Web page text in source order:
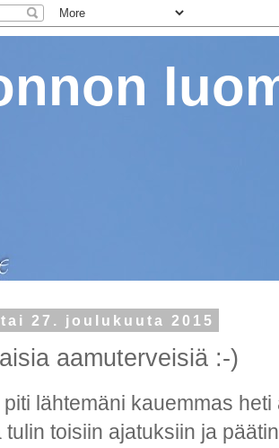
27. joulukuuta 2015
aamuterveisiä :-)
lähtemäni kauemmas
tulin toisiin ajatuksiin ja